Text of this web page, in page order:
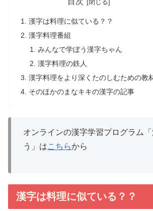
漢字は料理に似ている？？
漢字料理番組
みんなで学ぼう漢字ちゃん
漢字料理の鉄人
漢字料理をより深くたのしむための教
そのほかのまなキキの漢字の記事
オンラインの漢字学習プログラム
う」はこちらから
漢字は料理に似ている？？